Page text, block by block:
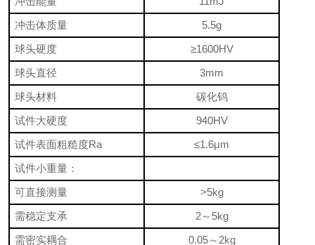
冲击体质量
5.5g
球头硬度
≥1600HV
球头直径
3mm
球头材料
碳化钨
试件大硬度
940HV
试件表面粗糙度Ra
≤1.6μm
试件小重量：
可直接测量
>5kg
需稳定支承
2～5kg
需密实耦合
0.05～2kg